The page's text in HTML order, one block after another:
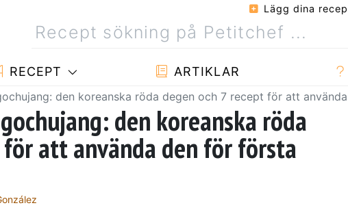
Lägg dina
RECEPT ARTIKLAR
den koreanska röda degen och 7 recept för att
den koreanska röda
att använda den för första